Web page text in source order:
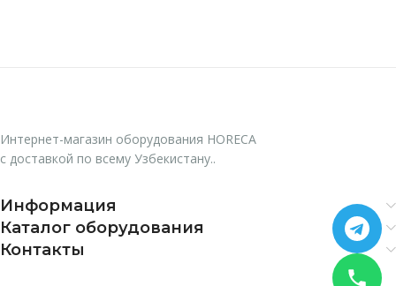
Интернет-магазин оборудования HORECA
с доставкой по всему Узбекистану..
Информация
Каталог оборудования
Контакты